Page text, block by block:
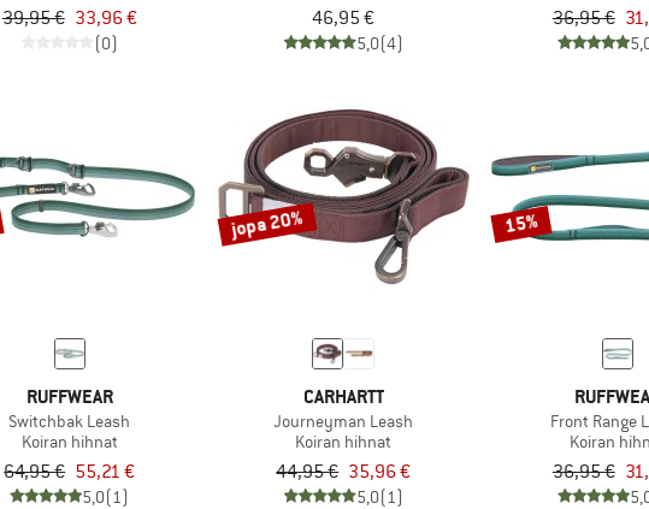
39,95 € 33,96 €
(0)
46,95 €
5,0(4)
36,95 €
RUFFWEAR
Switchbak Leash
Koiran hihnat
64,95 € 55,21 €
5,0(1)
jopa 20%
CARHARTT
Journeyman Leash
Koiran hihnat
44,95 € 35,96 €
5,0(1)
15%
Front Range
Koiran
36,95 €